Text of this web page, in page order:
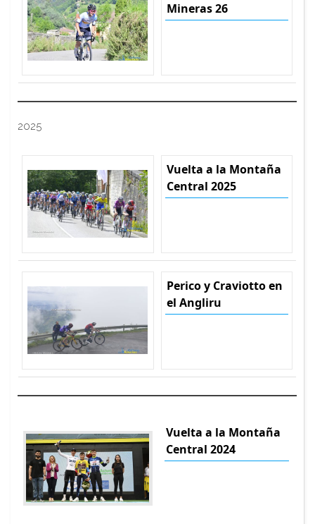
Mineras 26
2025
Vuelta a la Montaña
Central 2025
Perico y Craviotto en
el Angliru
Vuelta a la Montaña
Central 2024